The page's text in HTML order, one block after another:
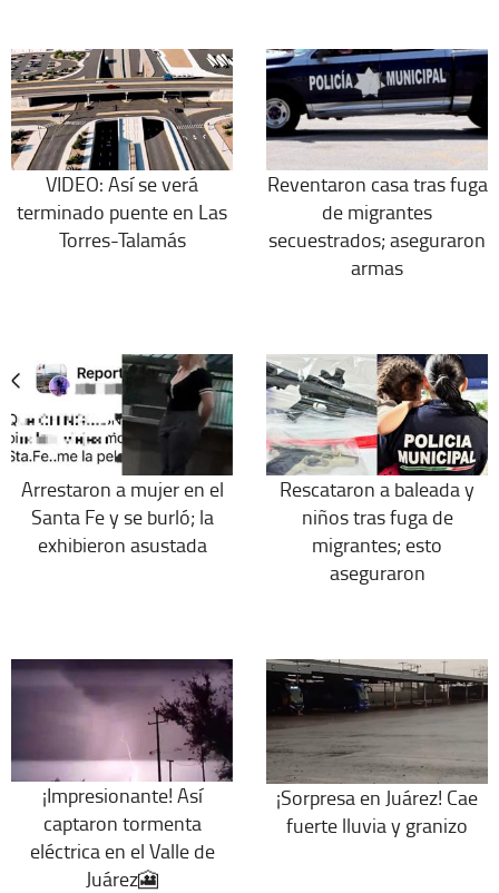
VIDEO: Así se verá
terminado puente en Las
Torres-Talamás
Reventaron casa tras fuga
de migrantes
secuestrados; aseguraron
armas
Arrestaron a mujer en el
Santa Fe y se burló; la
exhibieron asustada
Rescataron a baleada y
niños tras fuga de
migrantes; esto
aseguraron
¡Impresionante! Así
captaron tormenta
eléctrica en el Valle de
Juárez🎦
¡Sorpresa en Juárez! Cae
fuerte lluvia y granizo